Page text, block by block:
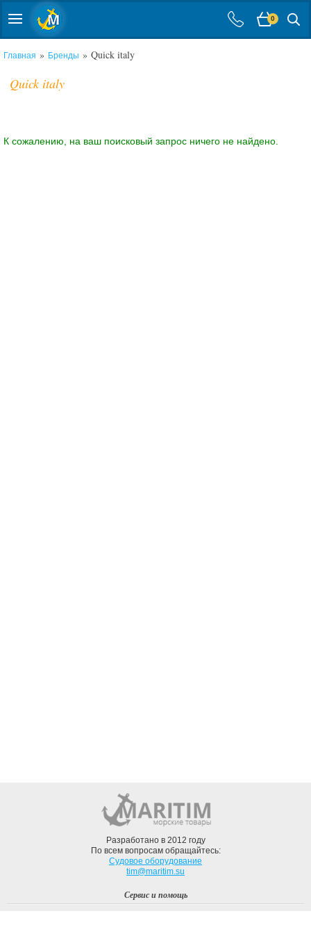
0
Главная » Бренды » Quick italy
Quick italy
К сожалению, на ваш поисковый запрос ничего не найдено.
Разработано в 2012 году
По всем вопросам обращайтесь:
Судовое оборудование
tim@maritim.su
Сервис и помощь